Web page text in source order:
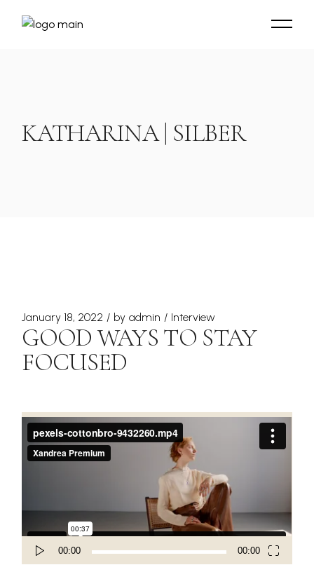
KATHARINA | SILBER
January 18, 2022 by admin Interview
GOOD WAYS TO STAY
FOCUSED
Video
Player
00:00 00:00